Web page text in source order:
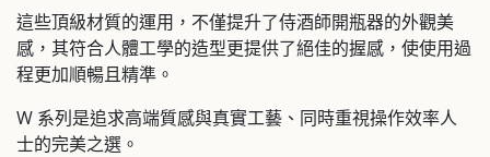
這些頂級材質的運用，不僅提升了侍酒師開瓶器的外觀美
感，其符合人體工學的造型更提供了絕佳的握感，使使用過
程更加順暢且精準。
W 系列是追求高端質感與真實工藝、同時重視操作效率人
士的完美之選。